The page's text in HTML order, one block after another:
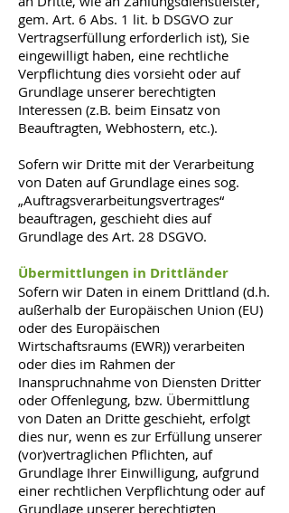
gem. Art. 6 Abs. 1 lit. b DSGVO zur
Vertragserfüllung erforderlich ist), Sie
eingewilligt haben, eine rechtliche
Verpflichtung dies vorsieht oder auf
Grundlage unserer berechtigten
Interessen (z.B. beim Einsatz von
Beauftragten, Webhostern, etc.).
Sofern wir Dritte mit der Verarbeitung
von Daten auf Grundlage eines sog.
„Auftragsverarbeitungsvertrages“
beauftragen, geschieht dies auf
Grundlage des Art. 28 DSGVO.
Übermittlungen in Drittländer
Sofern wir Daten in einem Drittland (d.h.
außerhalb der Europäischen Union (EU)
oder des Europäischen
Wirtschaftsraums (EWR)) verarbeiten
oder dies im Rahmen der
Inanspruchnahme von Diensten Dritter
oder Offenlegung, bzw. Übermittlung
von Daten an Dritte geschieht, erfolgt
dies nur, wenn es zur Erfüllung unserer
(vor)vertraglichen Pflichten, auf
Grundlage Ihrer Einwilligung, aufgrund
einer rechtlichen Verpflichtung oder auf
Grundlage unserer berechtigten